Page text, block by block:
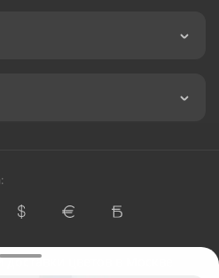
цветов в Москве